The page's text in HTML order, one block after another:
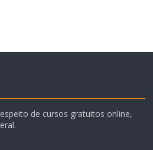
de cursos gratuitos online,